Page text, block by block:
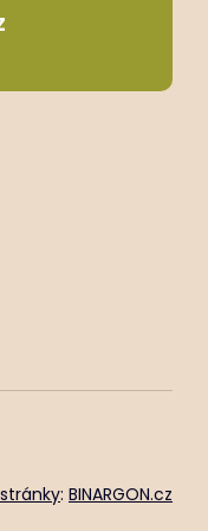
: BINARGON.cz